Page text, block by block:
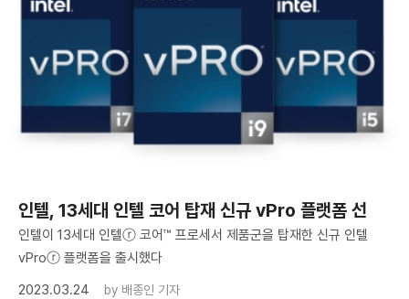
인텔, 13세대 인텔 코어 탑재 신규 vPro 플랫폼 선
인텔이 13세대 인텔ⓡ 코어™ 프로세서 제품군을 탑재한 신규 인텔
vProⓡ 플랫폼을 출시했다
2023.03.24
by 배종인 기자